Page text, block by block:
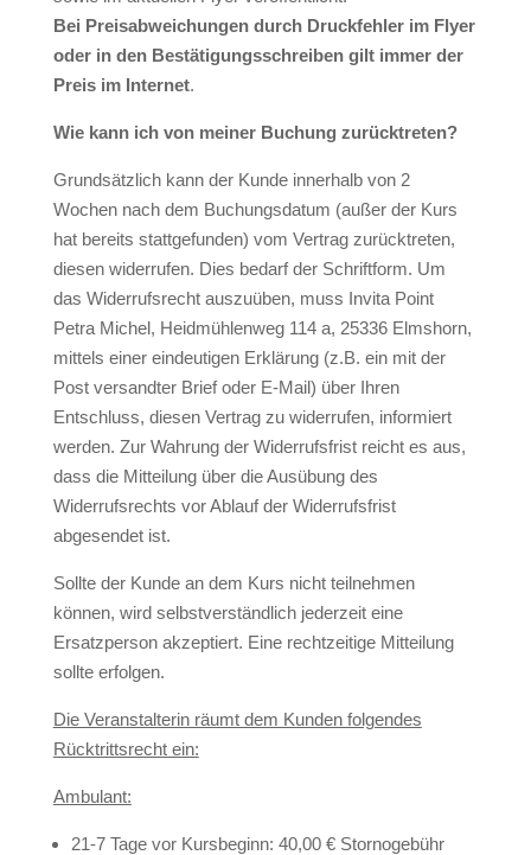
Bei Preisabweichungen durch Druckfehler im Flyer
oder in den Bestätigungsschreiben gilt immer der
Preis im Internet.
Wie kann ich von meiner Buchung zurücktreten?
Grundsätzlich kann der Kunde innerhalb von 2
Wochen nach dem Buchungsdatum (außer der Kurs
hat bereits stattgefunden) vom Vertrag zurücktreten,
diesen widerrufen. Dies bedarf der Schriftform. Um
das Widerrufsrecht auszuüben, muss Invita Point
Petra Michel, Heidmühlenweg 114 a, 25336 Elmshorn,
mittels einer eindeutigen Erklärung (z.B. ein mit der
Post versandter Brief oder E-Mail) über Ihren
Entschluss, diesen Vertrag zu widerrufen, informiert
werden. Zur Wahrung der Widerrufsfrist reicht es aus,
dass die Mitteilung über die Ausübung des
Widerrufsrechts vor Ablauf der Widerrufsfrist
abgesendet ist.
Sollte der Kunde an dem Kurs nicht teilnehmen
können, wird selbstverständlich jederzeit eine
Ersatzperson akzeptiert. Eine rechtzeitige Mitteilung
sollte erfolgen.
Die Veranstalterin räumt dem Kunden folgendes
Rücktrittsrecht ein:
Ambulant:
21-7 Tage vor Kursbeginn: 40,00 € Stornogebühr